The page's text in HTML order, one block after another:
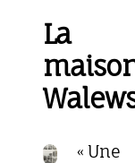
La
« Une